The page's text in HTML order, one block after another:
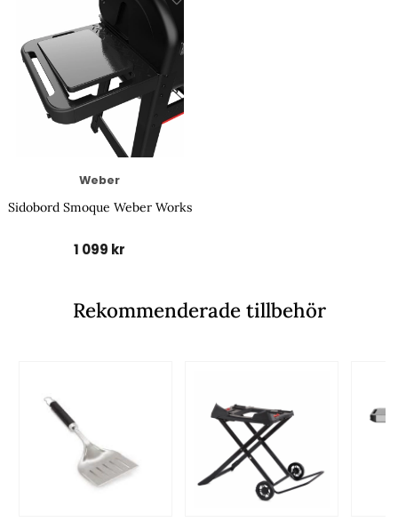
Weber
Sidobord Smoque Weber Works
1 099 kr
Rekommenderade tillbehör